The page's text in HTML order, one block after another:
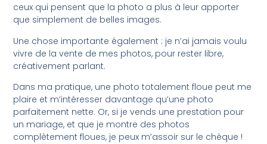
ceux qui pensent que la photo a plus à leur apporter
que simplement de belles images.
Une chose importante également : je n’ai jamais voulu
vivre de la vente de mes photos, pour rester libre,
créativement parlant.
Dans ma pratique, une photo totalement floue peut me
plaire et m’intéresser davantage qu’une photo
parfaitement nette. Or, si je vends une prestation pour
un mariage, et que je montre des photos
complètement floues, je peux m’assoir sur le chèque !